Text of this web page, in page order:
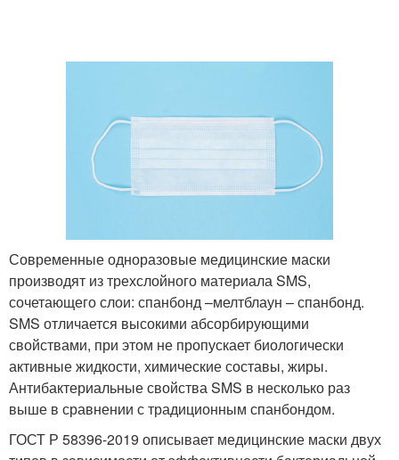
Современные одноразовые медицинские маски
производят из трехслойного материала SMS,
сочетающего слои: спанбонд –мелтблаун – спанбонд.
SMS отличается высокими абсорбирующими
свойствами, при этом не пропускает биологически
активные жидкости, химические составы, жиры.
Антибактериальные свойства SMS в несколько раз
выше в сравнении с традиционным спанбондом.
ГОСТ Р 58396-2019 описывает медицинские маски двух